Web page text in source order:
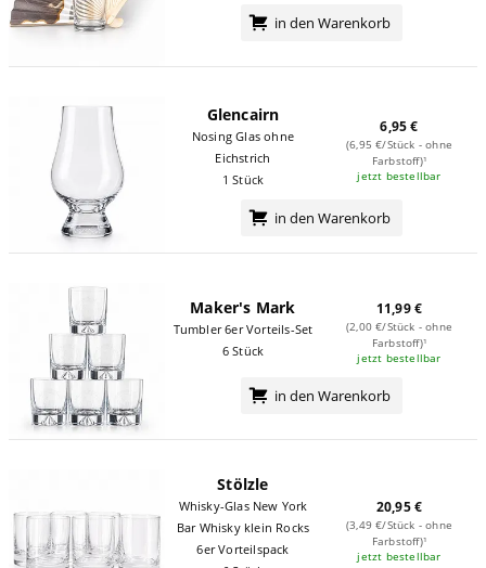
in den Warenkorb
Glencairn
Nosing Glas ohne
Eichstrich
1 Stück
6,95 €
(6,95 €/Stück - ohne
Farbstoff)¹
jetzt bestellbar
in den Warenkorb
Maker's Mark
Tumbler 6er Vorteils-Set
6 Stück
11,99 €
(2,00 €/Stück - ohne
Farbstoff)¹
jetzt bestellbar
in den Warenkorb
Stölzle
Whisky-Glas New York
Bar Whisky klein Rocks
6er Vorteilspack
20,95 €
(3,49 €/Stück - ohne
Farbstoff)¹
jetzt bestellbar